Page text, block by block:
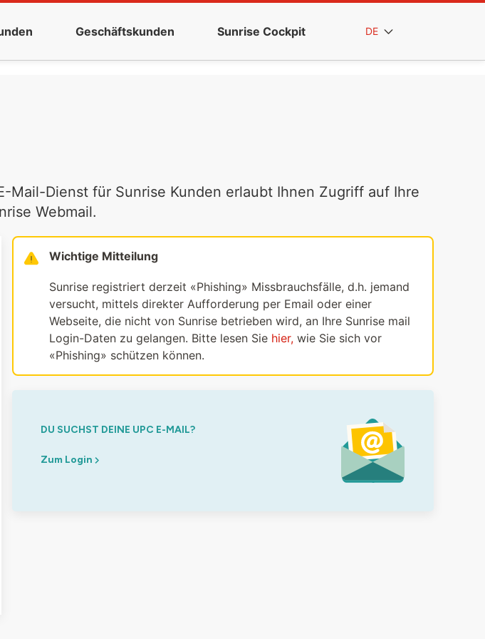
Geschäftskunden Sunrise Cockpit DE
Dienst für Sunrise Kunden erlaubt Ihnen Zugriff auf Ihre
Webmail.
Wichtige Mitteilung
Sunrise registriert derzeit «Phishing» Missbrauchsfälle, d.h. jemand
versucht, mittels direkter Aufforderung per Email oder einer
Webseite, die nicht von Sunrise betrieben wird, an Ihre Sunrise mail
Login-Daten zu gelangen. Bitte lesen Sie hier,wie Sie sich vor
«Phishing» schützen können.
DU SUCHST DEINE UPC E-MAIL?
Zum Login